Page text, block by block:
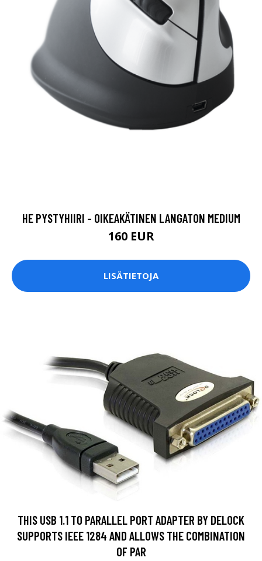
HE PYSTYHIIRI - OIKEAKÄTINEN LANGATON MEDIUM
160 EUR
LISÄTIETOJA
THIS USB 1.1 TO PARALLEL PORT ADAPTER BY DELOCK
SUPPORTS IEEE 1284 AND ALLOWS THE COMBINATION
OF PAR